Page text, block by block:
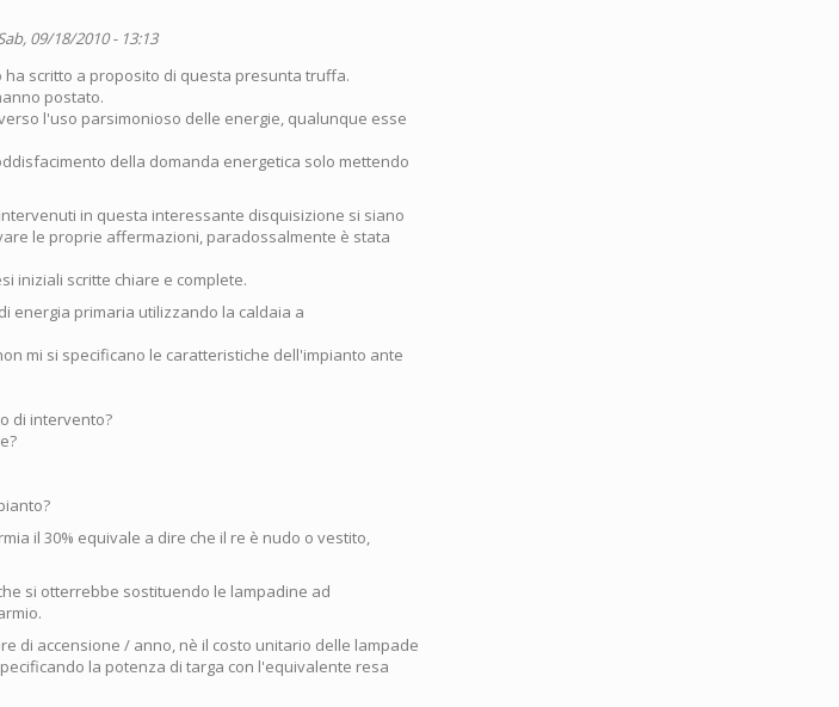
09/18/2010 - 13:13
scritto a proposito di questa presunta truffa.
postato.
l'uso parsimonioso delle energie, qualunque esse
della domanda energetica solo mettendo
in questa interessante disquisizione si siano
le proprie affermazioni, paradossalmente è stata
iniziali scritte chiare e complete.
energia primaria utilizzando la caldaia a
mi si specificano le caratteristiche dell'impianto ante
di intervento?
il 30% equivale a dire che il re è nudo o vestito,
si otterrebbe sostituendo le lampadine ad
di accensione / anno, nè il costo unitario delle lampade
la potenza di targa con l'equivalente resa